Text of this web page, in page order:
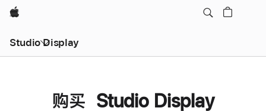
Apple
Studio Display
购买 Studio Display